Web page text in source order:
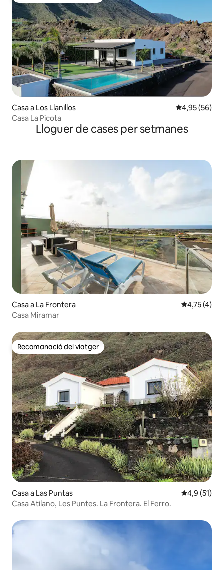
Casa a Los Llanillos 4,95 de
4,95 (56)
Casa La Picota
Lloguer de cases per setmanes
Casa a La Frontera 4,75 de
4,75 (4)
Casa Miramar
Recomanació del viatger
Recomanació del viatger
Casa a Las Puntas 4,9 de
4,9 (51)
Casa Atilano, Les Puntes. La Frontera. El Ferro.